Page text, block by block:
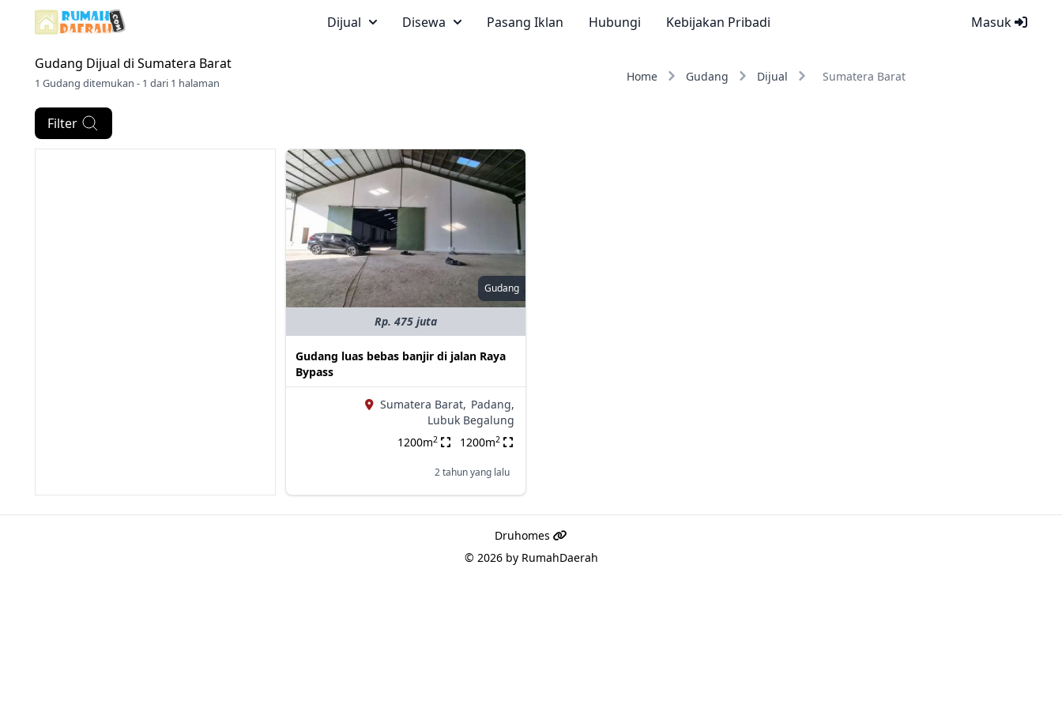
Masuk
Dijual Disewa Pasang Iklan Hubungi Kebijakan Pribadi
Gudang Dijual di Sumatera Barat
1 Gudang ditemukan - 1 dari 1 halaman Home Gudang Dijual Sumatera Barat
Filter
Gudang
Rp. 475 juta
Gudang luas bebas banjir di jalan Raya
Bypass
Sumatera Barat, Padang,
Lubuk Begalung
1200m2 1200m2
2 tahun yang lalu
Druhomes
© 2026 by RumahDaerah